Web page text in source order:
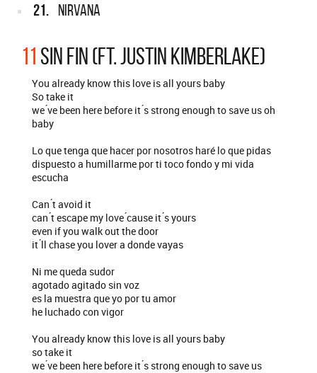
21. NIRVANA
11 SIN FIN (FT. JUSTIN KIMBERLAKE)
You already know this love is all yours baby
So take it
we ́ve been here before it ́s strong enough to save us oh
baby
Lo que tenga que hacer por nosotros haré lo que pidas
dispuesto a humillarme por ti toco fondo y mi vida
escucha
Can ́t avoid it
can ́t escape my love ́cause it ́s yours
even if you walk out the door
it ́ll chase you lover a donde vayas
Ni me queda sudor
agotado agitado sin voz
es la muestra que yo por tu amor
he luchado con vigor
You already know this love is all yours baby
so take it
we ́ve been here before it ́s strong enough to save us